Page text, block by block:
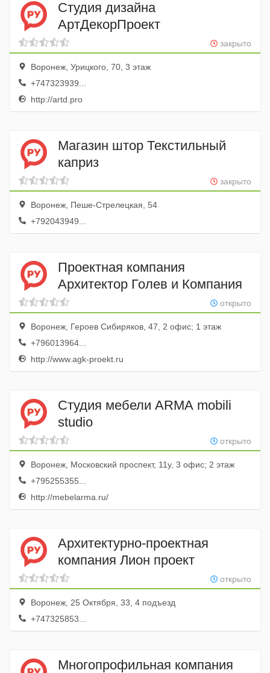
Студия дизайна
АртДекорПроект
закрыто
Воронеж, Урицкого, 70, 3 этаж
+747323939...
http://artd.pro
Магазин штор Текстильный
каприз
закрыто
Воронеж, Пеше-Стрелецкая, 54
+792043949...
Проектная компания
Архитектор Голев и Компания
открыто
Воронеж, Героев Сибиряков, 47, 2 офис; 1 этаж
+796013964...
http://www.agk-proekt.ru
Студия мебели АRМА mobili
studio
открыто
Воронеж, Московский проспект, 11у, 3 офис; 2 этаж
+795255355...
http://mebelarma.ru/
Архитектурно-проектная
компания Лион проект
открыто
Воронеж, 25 Октября, 33, 4 подъезд
+747325853...
Многопрофильная компания